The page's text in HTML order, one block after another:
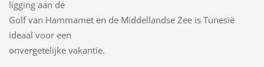
ligging aan de
Golf van Hammamet en de Middellandse Zee is Tunesië
ideaal voor een
onvergetelijke vakantie.